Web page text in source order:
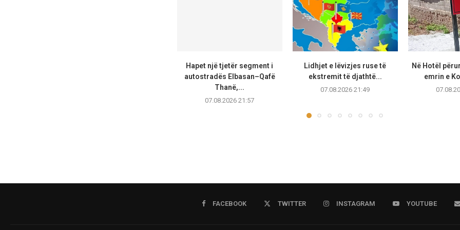
Hapet një tjetër segment i
autostradës Elbasan–Qafë
Thanë,...
07.08.2026 21:57
Lidhjet e lëvizjes ruse të
ekstremit të djathtë...
07.08.2026 21:49
Në Hotël
emrin e
FACEBOOK TWITTER INSTAGRAM YOUTUBE